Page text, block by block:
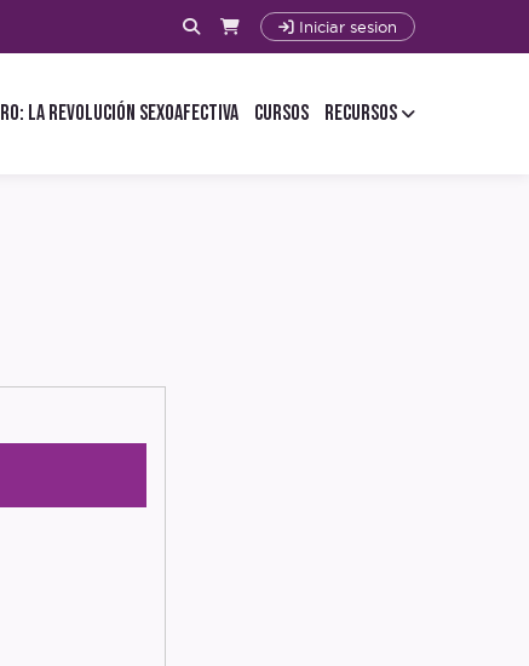
Iniciar sesion
La Revolución Sexoafectiva Cursos Recursos